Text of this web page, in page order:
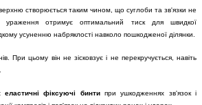
створюється таким чином, що суглоби та зв'язки не
ураження отримує оптимальний тиск для швидкої
усуненню набряклості навколо пошкодженої ділянки.
При цьому він не зісковзує і не перекручується, навіть
еластичні фіксуючі бинтипри ушкодженнях зв'язок і